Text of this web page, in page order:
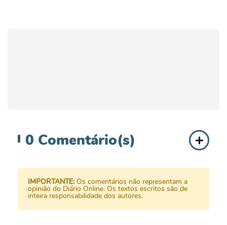
0 Comentário(s)
IMPORTANTE: Os comentários não representam a
opinião do Diário Online. Os textos escritos são de
inteira responsabilidade dos autores.